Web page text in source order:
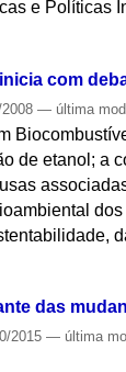
e Políticas
com
2008— última
de etanol; a
das
2015— última